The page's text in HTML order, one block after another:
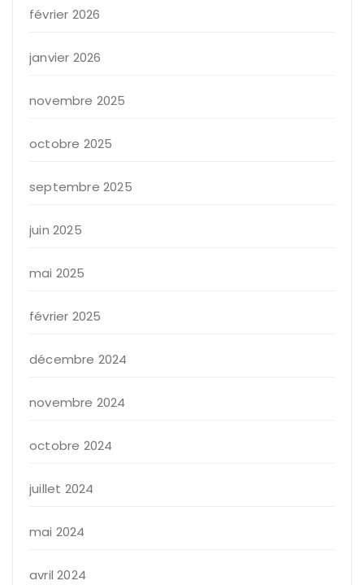
février 2026
janvier 2026
novembre 2025
octobre 2025
septembre 2025
juin 2025
mai 2025
février 2025
décembre 2024
novembre 2024
octobre 2024
juillet 2024
mai 2024
avril 2024